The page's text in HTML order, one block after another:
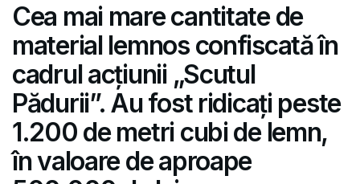
Cea mai mare cantitate de
material lemnos confiscată în
cadrul acțiunii „Scutul
Pădurii”. Au fost ridicați peste
1.200 de metri cubi de lemn,
în valoare de aproape